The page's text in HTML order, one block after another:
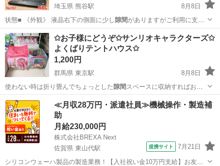
埼玉県 熊谷駅
8月8日
状態■ 《外観》 液晶右下の側面に少し 隙間 がありますがご利用に支障
はございません…
埼玉 熊谷市 熊谷駅 ノートパソコン SSD
✩お子様にどうぞ✩サンリオキャラクターズ✩
よくばりテントハウス✩
1,200円
群馬県 東京駅
8月8日
使わない時は折り畳んでちょっとした 隙間 スペースに収納すればお部
屋もスッキリ片…
群馬 太田市 東京駅 その他 テント
≪月収28万円・派遣社員≫機械操作・製造補
助
月給230,000円
株式会社BREXA Next
佐賀県 東山代駅
提携サイト 7月21日
シリコンウェーハ製品の製造業務！【入社祝い金10万円支給】お友達